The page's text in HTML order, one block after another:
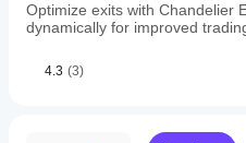
Optimize exits with Chandelier
dynamically for improved
4.3 (3)